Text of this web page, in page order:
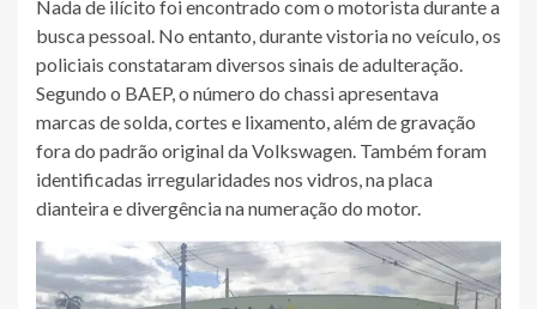
Nada de ilícito foi encontrado com o motorista durante a
busca pessoal. No entanto, durante vistoria no veículo, os
policiais constataram diversos sinais de adulteração.
Segundo o BAEP, o número do chassi apresentava
marcas de solda, cortes e lixamento, além de gravação
fora do padrão original da Volkswagen. Também foram
identificadas irregularidades nos vidros, na placa
dianteira e divergência na numeração do motor.